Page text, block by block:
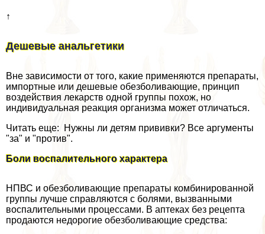
↑
Дешевые aнaльгетики
Вне зависимости от того, какие применяются препараты,
импортные или дешевые обезболивающие, принцип
воздействия лекарств одной группы похож, но
индивидуальная реакция организма может отличаться.
Читать еще: Нужны ли детям прививки? Все аргументы
"за" и "против".
Боли воспалительного хаpaктера
НПВС и обезболивающие препараты комбинированной
группы лучше справляются с болями, вызванными
воспалительными процессами. В аптеках без рецепта
продаются недорогие обезболивающие средства: